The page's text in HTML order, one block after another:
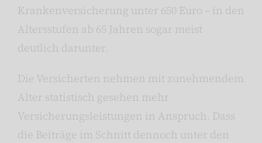
Krankenversicherung unter 650 Euro – in den
Altersstufen ab 65 Jahren sogar meist
deutlich darunter.
Die Versicherten nehmen mit zunehmendem
Alter statistisch gesehen mehr
Versicherungsleistungen in Anspruch. Dass
die Beiträge im Schnitt dennoch unter den